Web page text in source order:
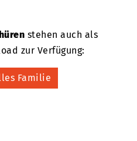
stehen auch als
zur Verfügung:
Familie